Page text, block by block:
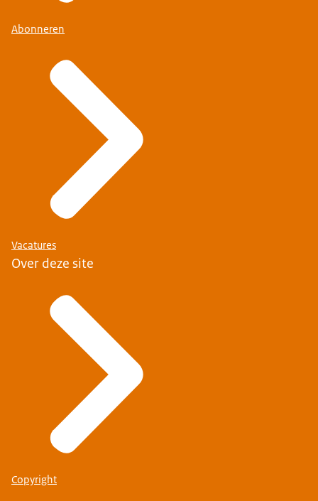
Abonneren
Vacatures
Over deze site
Copyright